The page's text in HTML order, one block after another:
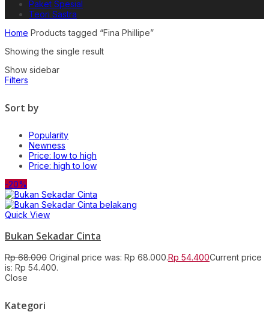
Paket Spesial
Teori Sastra
Home Products tagged “Fina Phillipe”
Showing the single result
Show sidebar
Filters
Sort by
Popularity
Newness
Price: low to high
Price: high to low
-20%
Quick View
Bukan Sekadar Cinta
Rp68.000 Original price was: Rp 68.000.Rp 54.400Current price
is: Rp 54.400.
Close
Kategori